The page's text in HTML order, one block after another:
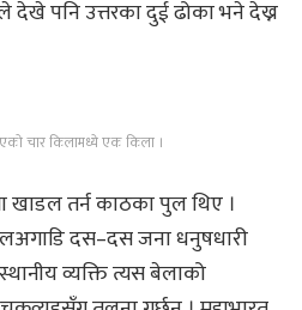
पनि उत्तरका दुई ढोका भने देख्न
चार किलामध्ये एक किला ।
खाडल तर्न काठका पुल थिए ।
दस–दस जना धनुषधारी
व्यक्ति त्यस बेलाको